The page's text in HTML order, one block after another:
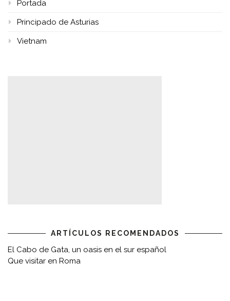
Portada
Principado de Asturias
Vietnam
ARTÍCULOS RECOMENDADOS
El Cabo de Gata, un oasis en el sur español
Que visitar en Roma